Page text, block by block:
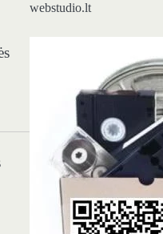
webstudio.lt